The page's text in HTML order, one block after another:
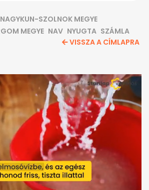
SZOLNOK MEGYE
MEGYE NAV NYUGTA SZÁMLA
VISSZA A CÍMLAPRA